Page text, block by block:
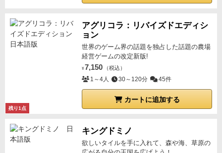
残り1点
アグリコラ：リバイズドエディシ
ョン
世界のゲーム界の話題を独占した話題の農場
経営ゲームの改定新版!
¥ 7,150 （税込）
1～4人 30～120分 45件
カートに追加する
キングドミノ
欲しいタイルを手に入れて、森や海、草原の